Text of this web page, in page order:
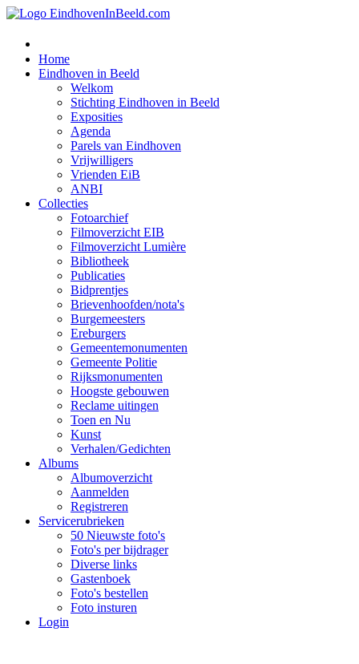
Home
Eindhoven in Beeld
Welkom
Stichting Eindhoven in Beeld
Exposities
Agenda
Parels van Eindhoven
Vrijwilligers
Vrienden EiB
ANBI
Collecties
Fotoarchief
Filmoverzicht EIB
Filmoverzicht Lumière
Bibliotheek
Publicaties
Bidprentjes
Brievenhoofden/nota's
Burgemeesters
Ereburgers
Gemeentemonumenten
Gemeente Politie
Rijksmonumenten
Hoogste gebouwen
Reclame uitingen
Toen en Nu
Kunst
Verhalen/Gedichten
Albums
Albumoverzicht
Aanmelden
Registreren
Servicerubrieken
50 Nieuwste foto's
Foto's per bijdrager
Diverse links
Gastenboek
Foto's bestellen
Foto insturen
Login